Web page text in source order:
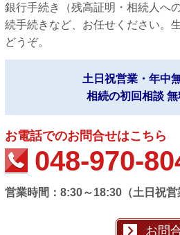
銀行手続き（残高証明・相続人へ
続手続きなど、お任せください。
どうぞ。
土日祝営業・年中
相続の初回相談 無
お電話でのお問合せはこちら
048-970-
営業時間：8:30～18:30（土日祝営
お問